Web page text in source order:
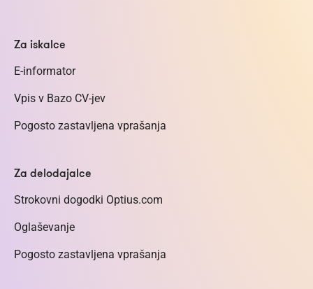
Za iskalce
E-informator
Vpis v Bazo CV-jev
Pogosto zastavljena vprašanja
Za delodajalce
Strokovni dogodki Optius.com
Oglaševanje
Pogosto zastavljena vprašanja